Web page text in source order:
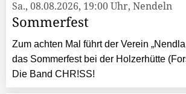
Sa., 08.08.2026, 19:00 Uhr, Nendeln
Sommerfest
Zum achten Mal führt der Verein
das Sommerfest bei der Holzerhütte
Die Band CHR!SS!